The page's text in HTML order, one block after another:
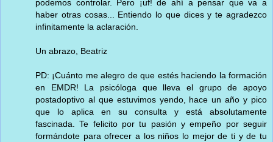
podemos controlar. Pero ¡uf! de ahí a pensar que va a
haber otras cosas... Entiendo lo que dices y te agradezco
infinitamente la aclaración.
Un abrazo, Beatriz
PD: ¡Cuánto me alegro de que estés haciendo la formación
en EMDR! La psicóloga que lleva el grupo de apoyo
postadoptivo al que estuvimos yendo, hace un año y pico
que lo aplica en su consulta y está absolutamente
fascinada. Te felicito por tu pasión y empeño por seguir
formándote para ofrecer a los niños lo mejor de ti y de tu